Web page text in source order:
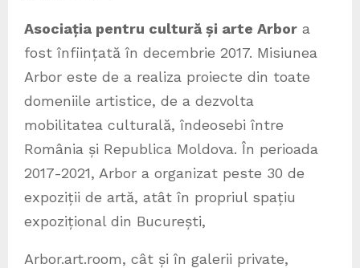
Asociația pentru cultură și arte Arbor a
fost înființată în decembrie 2017. Misiunea
Arbor este de a realiza proiecte din toate
domeniile artistice, de a dezvolta
mobilitatea culturală, îndeosebi între
România și Republica Moldova. În perioada
2017-2021, Arbor a organizat peste 30 de
expoziții de artă, atât în propriul spațiu
expozițional din București,
Arbor.art.room, cât și în galerii private,